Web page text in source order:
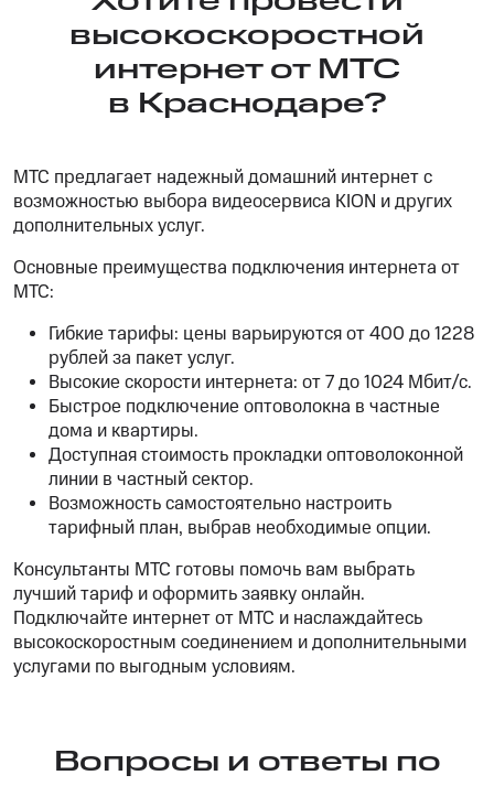
высокоскоростной
интернет от МТС
в Краснодаре?
МТС предлагает надежный домашний интернет с
возможностью выбора видеосервиса KION и других
дополнительных услуг.
Основные преимущества подключения интернета от
МТС:
Гибкие тарифы: цены варьируются от 400 до 1228
рублей за пакет услуг.
Высокие скорости интернета: от 7 до 1024 Мбит/с.
Быстрое подключение оптоволокна в частные
дома и квартиры.
Доступная стоимость прокладки оптоволоконной
линии в частный сектор.
Возможность самостоятельно настроить
тарифный план, выбрав необходимые опции.
Консультанты МТС готовы помочь вам выбрать
лучший тариф и оформить заявку онлайн.
Подключайте интернет от МТС и наслаждайтесь
высокоскоростным соединением и дополнительными
услугами по выгодным условиям.
Вопросы и ответы по